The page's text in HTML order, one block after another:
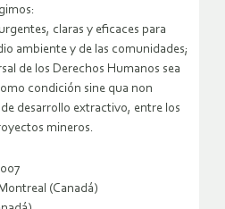
claras y eficaces para
ambiente y de las comunidades;
de los Derechos Humanos sea
condición sine qua non
desarrollo extractivo, entre los
mineros.
(Canadá)